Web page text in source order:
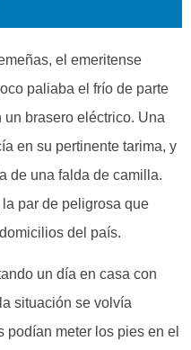
el emeritense
paliaba el frío de parte
brasero eléctrico. Una
en su pertinente tarima, y
de una falda de camilla.
par de peligrosa que
del país.
un día en casa con
situación se volvía
podían meter los pies en el